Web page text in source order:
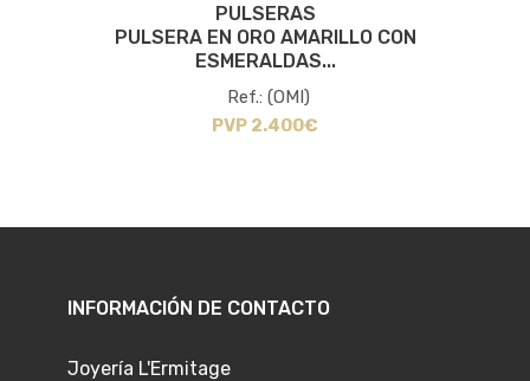
PULSERAS
PULSERA EN ORO AMARILLO CON
ESMERALDAS...
Ref.: (OMI)
PVP 2.400€
INFORMACIÓN DE CONTACTO
Joyería L'Ermitage